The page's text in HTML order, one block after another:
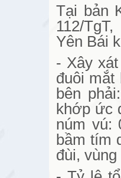
Tại bản
112/
Yên Bái
- Xây
đuôi mắt
bên
khớp ức
núm vú:
bầm tím
đùi,